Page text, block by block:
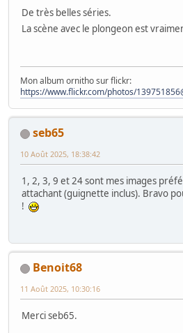
De très belles séries.
La scène avec le plongeon est
Mon album ornitho sur flickr:
https://www.flickr.com/photos/
seb65
10 Août 2025, 18:38:42
1, 2, 3, 9 et 24 sont mes images
attachant (guignette inclus). Bravo
!
Benoit68
11 Août 2025, 10:30:16
Merci seb65.